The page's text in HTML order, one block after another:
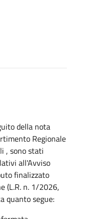
della nota
Regionale
, sono stati
all'Avviso
finalizzato
(L.R. n. 1/2026,
quanto segue: